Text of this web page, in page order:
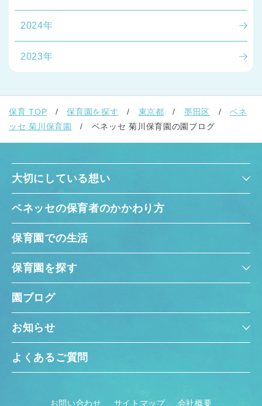
2024年
2023年
保育 TOP 保育園を探す 東京都 墨田区
ベネ
ッセ 菊川保育園
ベネッセ 菊川保育園の園ブログ
大切にしている想い
ベネッセの保育者のかかわり方
保育園での生活
保育園を探す
園ブログ
お知らせ
よくあるご質問
お問い合わせ サイトマップ 会社概要